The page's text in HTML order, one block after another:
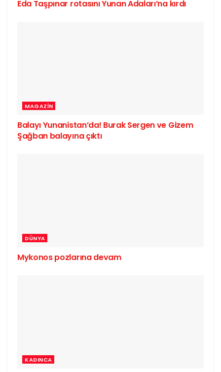
Eda Taşpınar rotasını Yunan Adaları’na kırdı
MAGAZIN
Balayı Yunanistan’da! Burak Sergen ve Gizem
Şağban balayına çıktı
DÜNYA
Mykonos pozlarına devam
KADINCA